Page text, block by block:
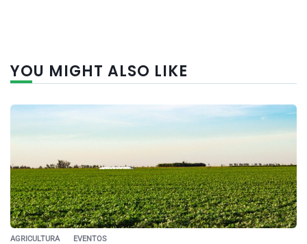
YOU MIGHT ALSO LIKE
AGRICULTURA EVENTOS